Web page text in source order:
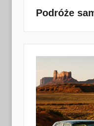
Podróże